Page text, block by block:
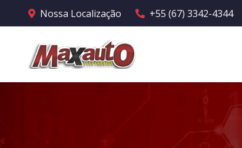
Nossa Localização +55 (67) 3342-4344